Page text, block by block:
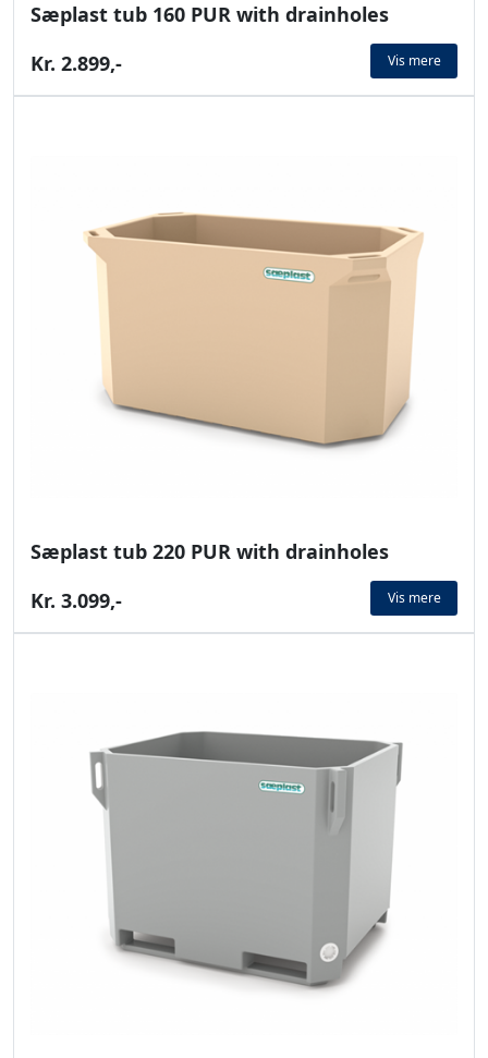
Sæplast tub 160 PUR with drainholes
Kr. 2.899,-
Vis mere
Sæplast tub 220 PUR with drainholes
Kr. 3.099,-
Vis mere